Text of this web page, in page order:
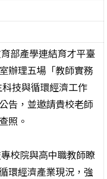
部產學連結育才平臺
辦理五場「教師實務
技與循環經濟工作
告，並邀請貴校老師
照。
校院與高中職教師瞭
環經濟產業現況，強